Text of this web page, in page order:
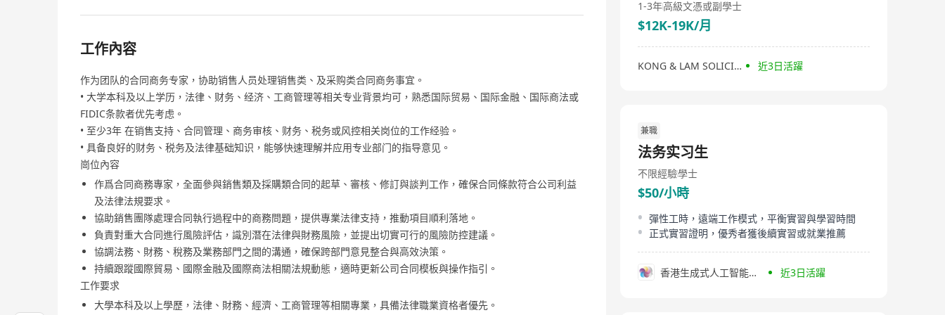
工作內容
作为团队的合同商务专家，协助销售人员处理销售类、及采购类合同商务事宜。
• 大学本科及以上学历，法律、财务、经济、工商管理等相关专业背景均可，熟悉国际贸易、国际金融、国际商法或
FIDIC条款者优先考虑。
• 至少3年 在销售支持、合同管理、商务审核、财务、税务或风控相关岗位的工作经验。
• 具备良好的财务、税务及法律基础知识，能够快速理解并应用专业部门的指导意见。
崗位內容
作爲合同商務專家，全面參與銷售類及採購類合同的起草、審核、修訂與談判工作，確保合同條款符合公司利益
及法律法規要求。
協助銷售團隊處理合同執行過程中的商務問題，提供專業法律支持，推動項目順利落地。
負責對重大合同進行風險評估，識別潛在法律與財務風險，並提出切實可行的風險防控建議。
協調法務、財務、稅務及業務部門之間的溝通，確保跨部門意見整合與高效決策。
持續跟蹤國際貿易、國際金融及國際商法相關法規動態，適時更新公司合同模板與操作指引。
工作要求
大學本科及以上學歷，法律、財務、經濟、工商管理等相關專業，具備法律職業資格者優先。
1-3年高級文憑或副學士
$12K-19K/月
KONG & LAM SOLICITORS LLP 近3日活躍
兼職
法务实习生
不限經驗學士
$50/小時
彈性工時，遠端工作模式，平衡實習與學習時間
正式實習證明，優秀者獲後續實習或就業推薦
香港生成式人工智能研發中心有限公司 近3日活躍